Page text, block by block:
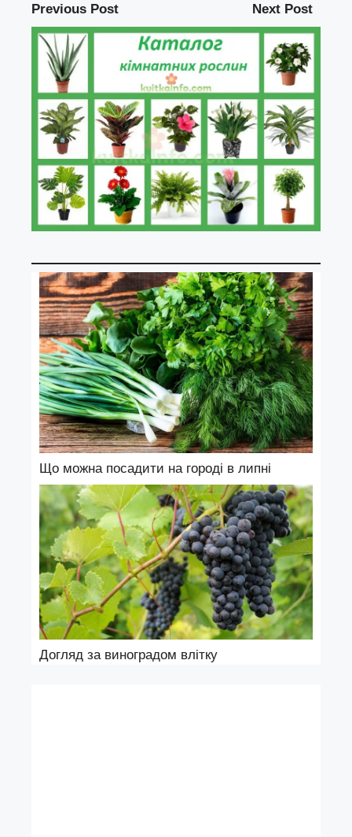
Previous Post Next Post
Що можна посадити на городі в липні
Догляд за виноградом влітку